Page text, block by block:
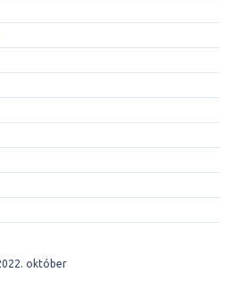
október